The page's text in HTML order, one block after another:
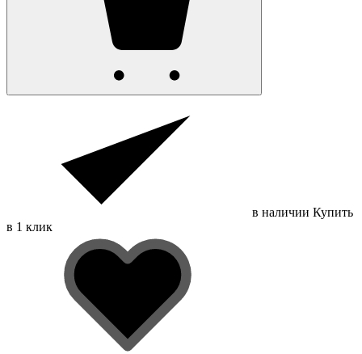
в наличии Купить
в 1 клик